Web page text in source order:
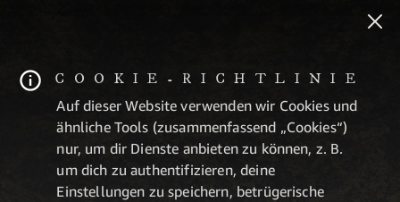
COOKIE-RICHTLINIE
Auf dieser Website verwenden wir Cookies und
ähnliche Tools (zusammenfassend „Cookies“)
nur, um dir Dienste anbieten zu können, z. B.
um dich zu authentifizieren, deine
Einstellungen zu speichern, betrügerische